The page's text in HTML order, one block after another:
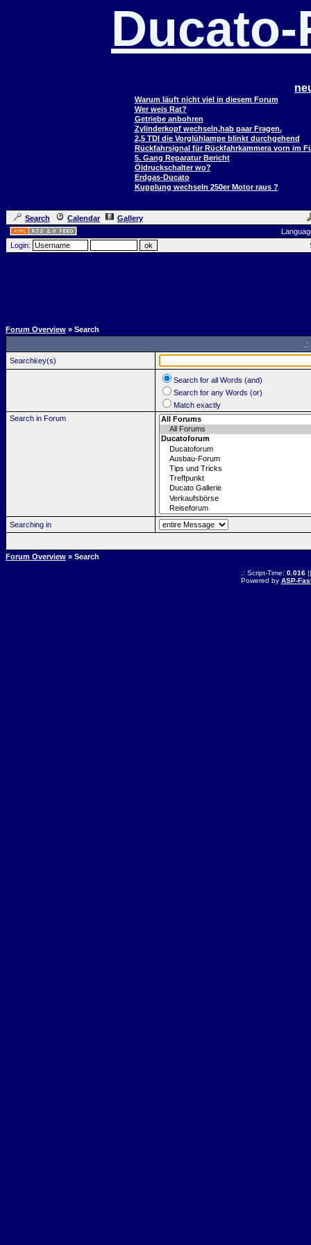
Warum läuft nicht viel in diesem Forum
Wer weis Rat?
Getriebe anbohren
Zylinderkopf wechseln,hab paar Fragen.
2,5 TDI die Vorglühlampe blinkt durchgehend
Rückfahrsignal für Rückfahrkammera vorn im
5. Gang Reparatur Bericht
Öldruckschalter wo?
Erdgas-Ducato
Kupplung wechseln 250er Motor raus ?
Search Calendar
Gallery
Login:
Forum Overview » Search
Searchkey(s)
Search for all Words (and)
Search for any Words (or)
Match exactly
Search in Forum
Searching in
Forum Overview » Search
.: Script-Time: 0.016||
Powered by ASP-